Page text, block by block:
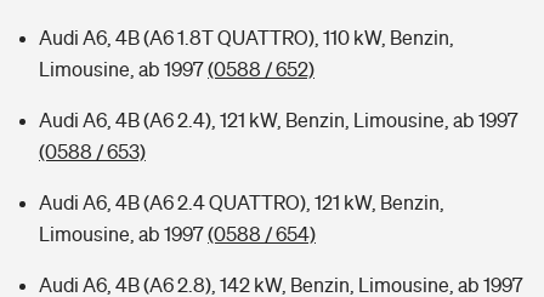
Audi A6, 4B (A6 1.8T QUATTRO), 110 kW, Benzin,
Limousine, ab 1997(0588 / 652)
Audi A6, 4B (A6 2.4), 121 kW, Benzin, Limousine, ab 1997
(0588 / 653)
Audi A6, 4B (A6 2.4 QUATTRO), 121 kW, Benzin,
Limousine, ab 1997(0588 / 654)
Audi A6, 4B (A6 2.8), 142 kW, Benzin, Limousine, ab 1997